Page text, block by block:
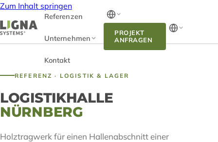
Zum Inhalt springen
Referenzen
Unternehmen
Kontakt
PROJEKT
ANFRAGEN
REFERENZ · LOGISTIK & LAGER
LOGISTIKHALLE
NÜRNBERG
Holztragwerk für einen Hallenabschnitt einer